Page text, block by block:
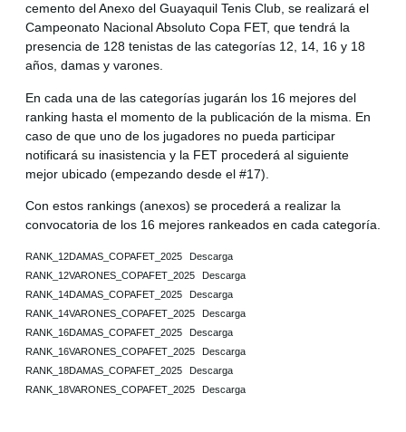
cemento del Anexo del Guayaquil Tenis Club, se realizará el
Campeonato Nacional Absoluto Copa FET, que tendrá la
presencia de 128 tenistas de las categorías 12, 14, 16 y 18
años, damas y varones.
En cada una de las categorías jugarán los 16 mejores del
ranking hasta el momento de la publicación de la misma. En
caso de que uno de los jugadores no pueda participar
notificará su inasistencia y la FET procederá al siguiente
mejor ubicado (empezando desde el #17).
Con estos rankings (anexos) se procederá a realizar la
convocatoria de los 16 mejores rankeados en cada categoría.
RANK_12DAMAS_COPAFET_2025
Descarga
RANK_12VARONES_COPAFET_2025
Descarga
RANK_14DAMAS_COPAFET_2025
Descarga
RANK_14VARONES_COPAFET_2025
Descarga
RANK_16DAMAS_COPAFET_2025
Descarga
RANK_16VARONES_COPAFET_2025
Descarga
RANK_18DAMAS_COPAFET_2025
Descarga
RANK_18VARONES_COPAFET_2025
Descarga